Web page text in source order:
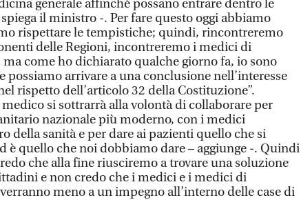
generale affinchè possano entrare dentro le
il ministro -. Per fare questo oggi abbiamo
rispettare le tempistiche; quindi, rincontreremo
delle Regioni, incontreremo i medici di
come ho dichiarato qualche giorno fa, io sono
possiamo arrivare a una conclusione nell’interesse
rispetto dell’articolo 32 della Costituzione”.
medico si sottrarrà alla volontà di collaborare per
nazionale più moderno, con i medici
della sanità e per dare ai pazienti quello che si
è quello che noi dobbiamo dare – aggiunge -. Quindi
che alla fine riusciremo a trovare una soluzione
e non credo che i medici e i medici di
meno a un impegno all’interno delle case di